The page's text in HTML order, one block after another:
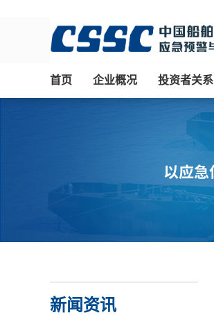
首页 企业概况 投资者关系
新闻资讯